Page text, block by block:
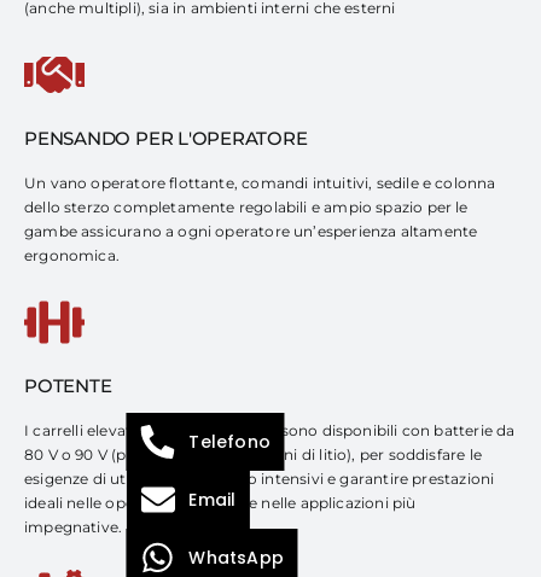
(anche multipli), sia in ambienti interni che esterni
PENSANDO PER L'OPERATORE
Un vano operatore flottante, comandi intuitivi, sedile e colonna
dello sterzo completamente regolabili e ampio spazio per le
gambe assicurano a ogni operatore un’esperienza altamente
ergonomica.
POTENTE
I carrelli elevatori Toyota Traigo80 sono disponibili con batterie da
80 V o 90 V (piombo-acido o agli ioni di litio), per soddisfare le
esigenze di utilizzi occasionali o intensivi e garantire prestazioni
ideali nelle operazioni di flotta e nelle applicazioni più
impegnative.
Telefono
Email
WhatsApp